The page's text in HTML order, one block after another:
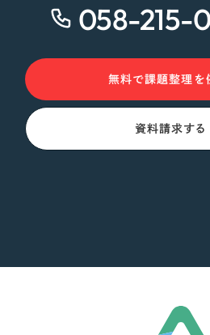
058-215-
無料で課題整理を
資料請求する